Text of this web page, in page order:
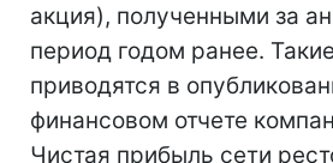
акция), полученными за
период годом ранее.
приводятся в
финансовом отчете
Чистая прибыль сети